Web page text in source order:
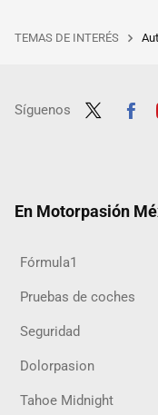
TEMAS DE INTERÉS
Síguenos
En Motorpasión
Fórmula1
Pruebas de coches
Seguridad
Dolorpasion
Tahoe Midnight